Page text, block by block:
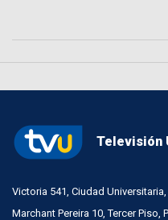
Televisión
Victoria 541, Ciudad
Marchant Pereira 10, Tercer Piso,